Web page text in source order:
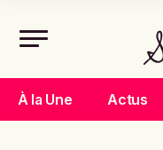
À la Une Actus